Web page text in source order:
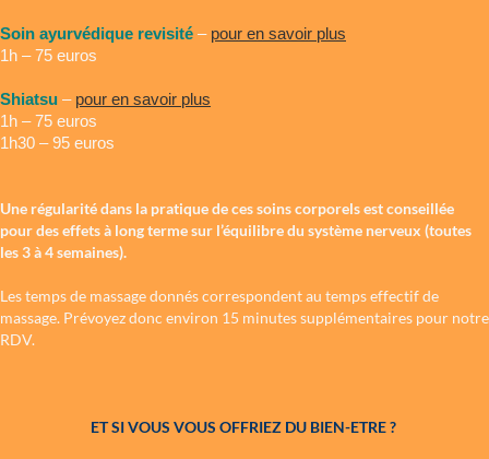
Soin ayurvédique revisité – pour en savoir plus
1h – 75 euros
Shiatsu – pour en savoir plus
1h – 75 euros
1h30 – 95 euros
Une régularité dans la pratique de ces soins corporels est conseillée
pour des effets à long terme sur l’équilibre du système nerveux (toutes
les 3 à 4 semaines).
Les temps de massage donnés correspondent au temps effectif de
massage. Prévoyez donc environ 15 minutes supplémentaires pour notre
RDV.
ET SI VOUS VOUS OFFRIEZ DU BIEN-ETRE ?